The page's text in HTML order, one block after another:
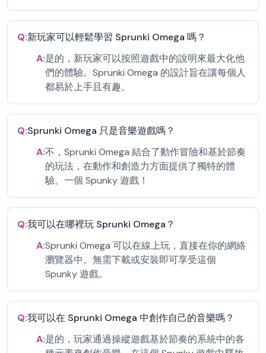
Q:新玩家可以輕鬆學習 Sprunki Omega 嗎？
A:是的，新玩家可以按照遊戲中的說明來最大化他
們的體驗。Sprunki Omega 的設計旨在讓每個人
都易於上手且有趣。
Q:Sprunki Omega 只是音樂遊戲嗎？
A:不，Sprunki Omega 結合了動作冒險和基於節奏
的玩法，在動作和創造力方面提供了獨特的體
驗。一個 Spunky 遊戲！
Q:我可以在哪裡玩 Sprunki Omega？
A:Sprunki Omega 可以在線上玩，直接在你的網絡
瀏覽器中。無需下載或安裝即可享受這個
Spunky 遊戲。
Q:我可以在 Sprunki Omega 中創作自己的音樂嗎？
A:是的，玩家通過操縱遊戲基於節奏的系統中的各